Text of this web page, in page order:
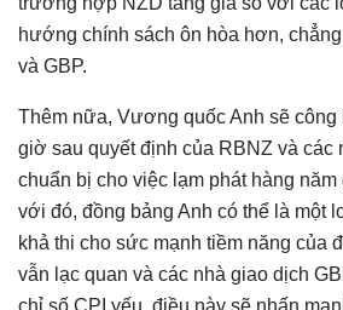
hướng chính sách ôn hòa hơn,
và GBP.
Thêm nữa, Vương quốc Anh sẽ công
giờ sau quyết định của RBNZ và các
chuẩn bị cho việc lạm phát hàng năm
với đó, đồng bảng Anh có thể là một
khả thi cho sức mạnh tiềm năng của
vẫn lạc quan và các nhà giao dịch
chỉ số CPI yếu, điều này sẽ nhấn